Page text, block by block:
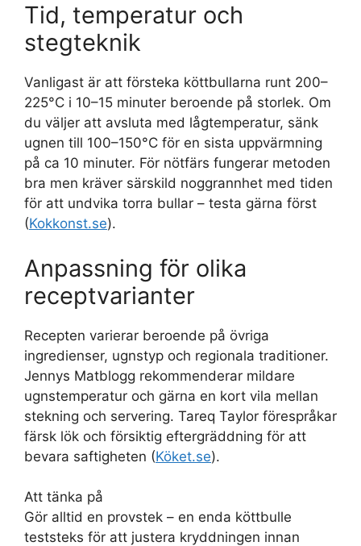
Tid, temperatur och
stegteknik
Vanligast är att försteka köttbullarna runt 200–
225°C i 10–15 minuter beroende på storlek. Om
du väljer att avsluta med lågtemperatur, sänk
ugnen till 100–150°C för en sista uppvärmning
på ca 10 minuter. För nötfärs fungerar metoden
bra men kräver särskild noggrannhet med tiden
för att undvika torra bullar – testa gärna först
(Kokkonst.se).
Anpassning för olika
receptvarianter
Recepten varierar beroende på övriga
ingredienser, ugnstyp och regionala traditioner.
Jennys Matblogg rekommenderar mildare
ugnstemperatur och gärna en kort vila mellan
stekning och servering. Tareq Taylor förespråkar
färsk lök och försiktig eftergräddning för att
bevara saftigheten (Köket.se).
Att tänka på
Gör alltid en provstek – en enda köttbulle
teststeks för att justera kryddningen innan